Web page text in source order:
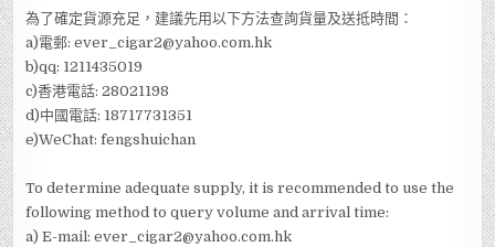
為了確定貨源充足，建議先用以下方法查詢貨量及送抵時間：
a)電郵: ever_cigar2@yahoo.com.hk
b)qq: 1211435019
c)香港電話: 28021198
d)中國電話: 18717731351
e)WeChat: fengshuichan
To determine adequate supply, it is recommended to use the
following method to query volume and arrival time:
a) E-mail: ever_cigar2@yahoo.com.hk